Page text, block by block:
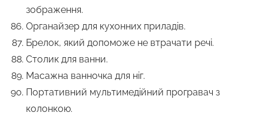
зображення.
Органайзер для кухонних приладів.
Брелок, який допоможе не втрачати речі.
Столик для ванни.
Масажна ванночка для ніг.
Портативний мультимедійний програвач з
колонкою.